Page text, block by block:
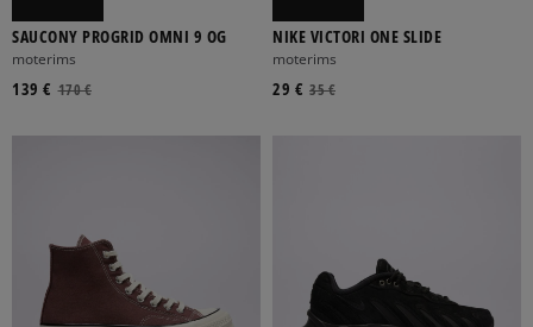
SAUCONY PROGRID OMNI 9 OG
moterims
170 €
139 €
NIKE VICTORI ONE SLIDE
moterims
35 €
29 €